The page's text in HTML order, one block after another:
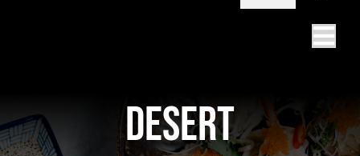
Servicii catering Desert